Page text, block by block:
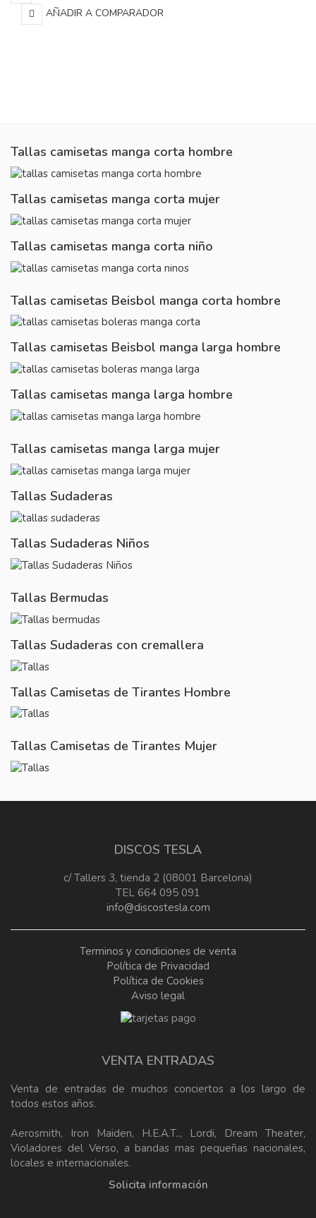
AÑADIR A COMPARADOR
Tallas camisetas manga corta hombre
Tallas camisetas manga corta mujer
Tallas camisetas manga corta niño
Tallas camisetas Beisbol manga corta hombre
Tallas camisetas Beisbol manga larga hombre
Tallas camisetas manga larga hombre
Tallas camisetas manga larga mujer
Tallas Sudaderas
Tallas Sudaderas Niños
Tallas Bermudas
Tallas Sudaderas con cremallera
Tallas Camisetas de Tirantes Hombre
Tallas Camisetas de Tirantes Mujer
DISCOS TESLA
c/ Tallers 3, tienda 2 (08001 Barcelona)
TEL 664 095 091
info@discostesla.com
Terminos y condiciones de venta
Política de Privacidad
Política de Cookies
Aviso legal
VENTA ENTRADAS
Venta de entradas de muchos conciertos a los largo de
todos estos años.
Aerosmith, Iron Maiden, H.E.A.T.., Lordi, Dream Theater,
Violadores del Verso, a bandas mas pequeñas nacionales,
locales e internacionales.
Solicita información